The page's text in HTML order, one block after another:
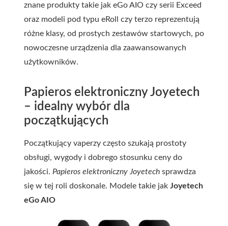
znane produkty takie jak eGo AIO czy serii Exceed
oraz modeli pod typu eRoll czy terzo reprezentują
różne klasy, od prostych zestawów startowych, po
nowoczesne urządzenia dla zaawansowanych
użytkowników.
Papieros elektroniczny Joyetech
– idealny wybór dla
początkujących
Początkujący vaperzy często szukają prostoty
obsługi, wygody i dobrego stosunku ceny do
jakości. Papieros elektroniczny Joyetech sprawdza
się w tej roli doskonale. Modele takie jak Joyetech
eGo AIO